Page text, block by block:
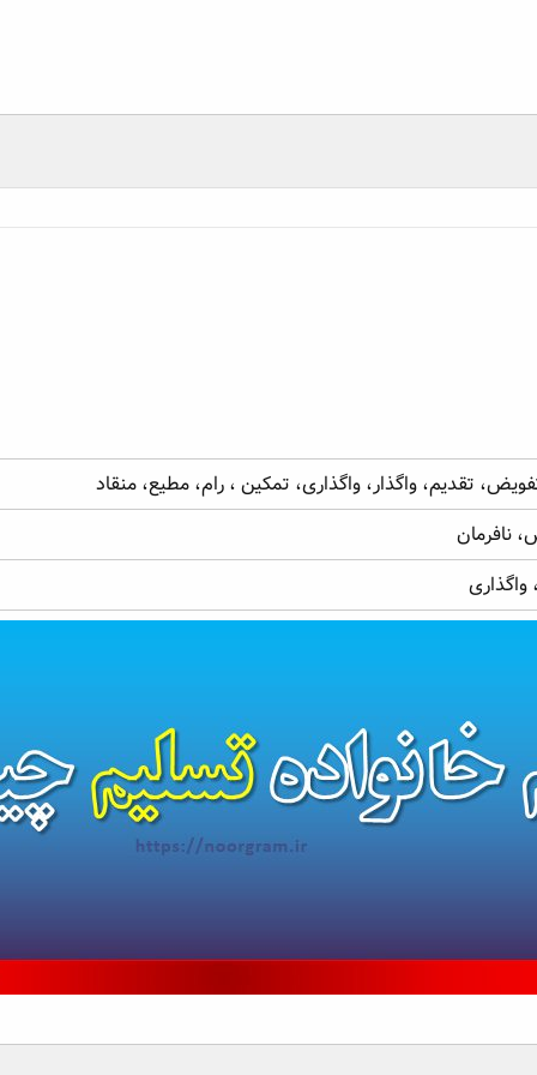
واگذار، واگذاری، تمکین ، رام، مطیع، منقاد
تقدیم، واگذار، واگذاری، تمکین ، رام، مطیع، منقاد
نافرمان
واگذاری